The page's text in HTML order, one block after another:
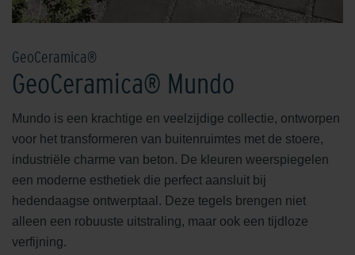
GeoCeramica®
GeoCeramica® Mundo
Mundo is een krachtige en veelzijdige collectie, ontworpen
voor het transformeren van buitenruimtes met de stoere,
industriële charme van beton. De kleuren weerspiegelen
een moderne esthetiek die perfect aansluit bij
hedendaagse ontwerptaal. Deze tegels brengen niet
alleen een robuuste uitstraling, maar ook een tijdloze
verfijning.